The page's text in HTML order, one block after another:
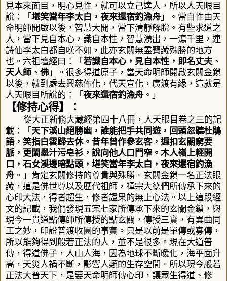
見本來面目，明心見性，就可以立己達人，所以人天眼目
說：「 堪笑當年李太白，夜來還宿釣漁舟」。當自性由天
命明師開啟以後，智慧大開，當下清靜解脫。有些求道之
人，當下見自本心，識自本性，智慧湧出，一瀉千里，連
詩仙李太白都自嘆不如，此亦玄關無盡寶藏殊勝的地方
也。六祖壇經曰：「 若識自本心，見自本性，即名丈夫、
天人師、佛 」。很多得道原子，當天命明師開啟玄關金鎖
以後，就到處去興慈佈化，代天宣化，廣渡有緣，這就是
人天眼目所說的：「 夜來還宿釣漁舟。」
【修持心得】：
從大正新脩大藏經第四十八冊，人天眼目卷之三的記
載：「 天下溪山絕勝幽，誰能把手共同遊，回頭忽聽杜鵑
語，笑指白雲歸去休。昔年曾作參玄客，遍扣玄關窮要
脈，更闌墨汁污皂衫，說向他人口門窄。木人嶺上輕開
口，石女溪邊暗點頭，堪笑當年李太白，夜來還宿釣漁
舟。」肯定玄關修持的尊貴與殊勝。玄關金鎖一名正法眼
藏，這是佛世尊以及歷代祖師，禪宗大德們所傳承下來的
心印大法，得者超生，修者證果的無上心法。以上這段經
文的記載，我們發現五宗七家所傳承下來的玄關金鎖，與
現今一貫道點傳師所傳授的點玄關，傳授三寶，有異曲同
工之妙， 印證普渡收圓的事實 。只是以前是單傳或寡傳，
所以能夠得到般若正法的人，並不是很多。現在大道普
傳，得道佛子，人山人海，因為地球不斷暖化，海平面升
高，天災人禍不斷，影響人類的生存空間。所以現今般若
正法大普天下，是要天命明師傳心印，讓眾生得道、修